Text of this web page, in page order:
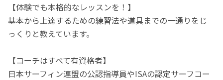
【体験でも本格的なレッスンを！】
基本から上達するための練習法や道具までの一通りをじ
っくりと教えています。
【コーチはすべて有資格者】
日本サーフィン連盟の公認指導員やISAの認定サーフコー